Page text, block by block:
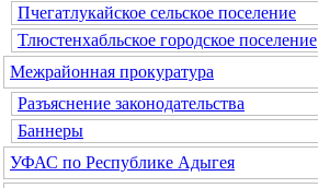
Пчегатлукайское сельское поселение
Тлюстенхабльское городское поселение
Межрайонная прокуратура
Разъяснение законодательства
Баннеры
УФАС по Республике Адыгея